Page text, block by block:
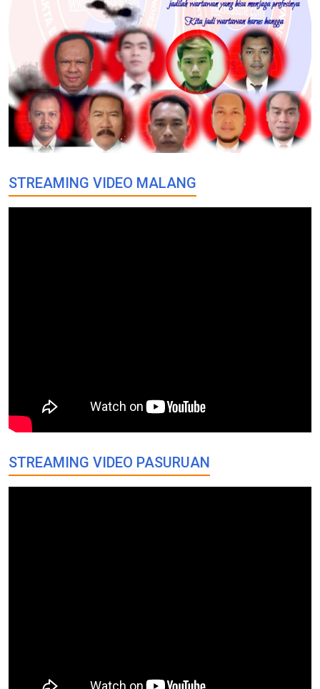
STREAMING VIDEO MALANG
STREAMING VIDEO PASURUAN